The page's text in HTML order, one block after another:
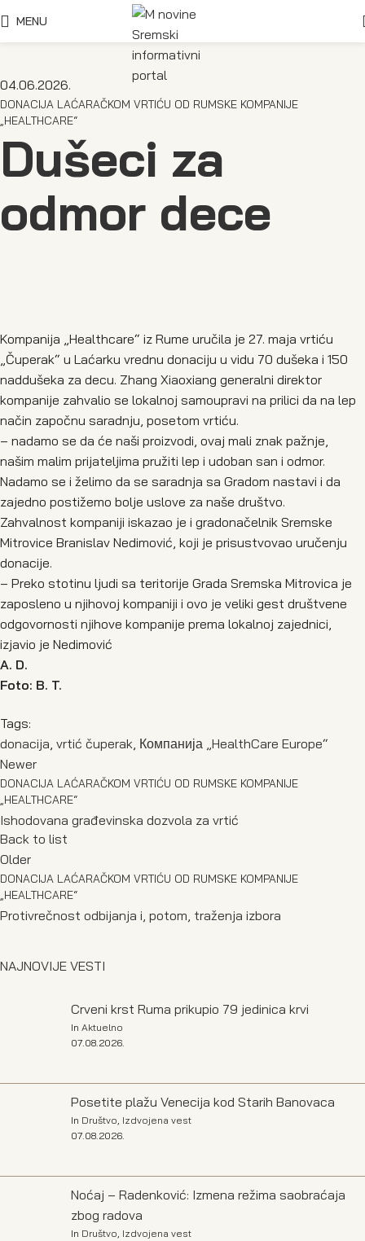
MENU
04.06.2026.
DONACIJA LAĆARAČKOM VRTIĆU OD RUMSKE KOMPANIJE
„HEALTHCARE“
Dušeci za
odmor dece
Kompanija „Healthcare“ iz Rume uručila je 27. maja vrtiću
„Čuperak“ u Laćarku vrednu donaciju u vidu 70 dušeka i 150
naddušeka za decu. Zhang Xiaoxiang generalni direktor
kompanije zahvalio se lokalnoj samoupravi na prilici da na lep
način započnu saradnju, posetom vrtiću.
– nadamo se da će naši proizvodi, ovaj mali znak pažnje,
našim malim prijateljima pružiti lep i udoban san i odmor.
Nadamo se i želimo da se saradnja sa Gradom nastavi i da
zajedno postižemo bolje uslove za naše društvo.
Zahvalnost kompaniji iskazao je i gradonačelnik Sremske
Mitrovice Branislav Nedimović, koji je prisustvovao uručenju
donacije.
– Preko stotinu ljudi sa teritorije Grada Sremska Mitrovica je
zaposleno u njihovoj kompaniji i ovo je veliki gest društvene
odgovornosti njihove kompanije prema lokalnoj zajednici,
izjavio je Nedimović
A. D.
Foto: B. T.
Tags:
donacija, vrtić čuperak, Компанија „HealthCare Europe“
Newer
DONACIJA LAĆARAČKOM VRTIĆU OD RUMSKE KOMPANIJE
„HEALTHCARE“
Ishodovana građevinska dozvola za vrtić
Back to list
Older
DONACIJA LAĆARAČKOM VRTIĆU OD RUMSKE KOMPANIJE
„HEALTHCARE“
Protivrečnost odbijanja i, potom, traženja izbora
NAJNOVIJE VESTI
Crveni krst Ruma prikupio 79 jedinica krvi
In Aktuelno
07.08.2026.
Posetite plažu Venecija kod Starih Banovaca
In Društvo, Izdvojena vest
07.08.2026.
Noćaj – Radenković: Izmena režima saobraćaja
zbog radova
In Društvo Izdvojena vest